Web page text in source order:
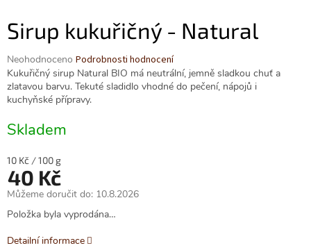
Sirup kukuřičný - Natural
Průměrné
hodnocení
produktu
je
z
5
Neohodnoceno Podrobnosti hodnocení
Kukuřičný sirup Natural BIO má neutrální, jemně sladkou chuť a
zlatavou barvu. Tekuté sladidlo vhodné do pečení, nápojů i
kuchyňské přípravy.
Skladem
Měrná
cena:
10 Kč / 100 g
40 Kč
Můžeme doručit do: 10.8.2026
Položka byla vyprodána…
Detailní informace